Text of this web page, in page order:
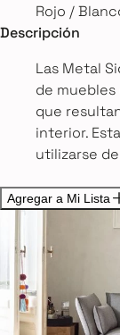
Rojo /
Descripción
Las Metal
de
que
interior.
utilizarse
Agregar a Mi Lista